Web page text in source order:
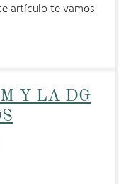
artículo te vamos
Y LA DG